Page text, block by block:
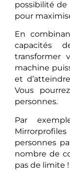
possibilité
pour
En
capacités
transformer
machine
et
Vous
personnes.
Par
personnes
nombre de
pas de limite !